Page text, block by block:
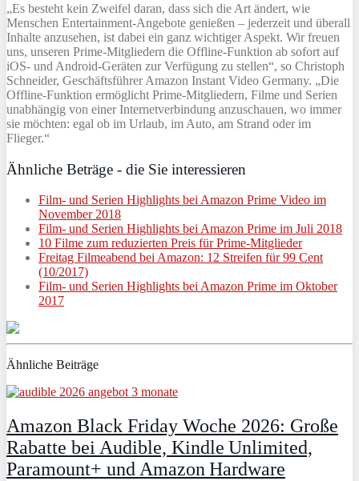
„Es besteht kein Zweifel daran, dass sich die Art ändert, wie
Menschen Entertainment-Angebote genießen – jederzeit und überall
Inhalte anzusehen, ist dabei ein ganz wichtiger Aspekt. Wir freuen
uns, unseren Prime-Mitgliedern die Offline-Funktion ab sofort auf
iOS- und Android-Geräten zur Verfügung zu stellen“, so Christoph
Schneider, Geschäftsführer Amazon Instant Video Germany. „Die
Offline-Funktion ermöglicht Prime-Mitgliedern, Filme und Serien
unabhängig von einer Internetverbindung anzuschauen, wo immer
sie möchten: egal ob im Urlaub, im Auto, am Strand oder im
Flieger.“
Ähnliche Beträge - die Sie interessieren
Film- und Serien Highlights bei Amazon Prime Video im
November 2018
Film- und Serien Highlights bei Amazon Prime im Juli 2018
10 Filme zum reduzierten Preis für Prime-Mitglieder
Freitag Filmeabend bei Amazon: 12 Streifen für 99 Cent
(10/2017)
Film- und Serien Highlights bei Amazon Prime im Oktober
2017
Ähnliche Beiträge
Amazon Black Friday Woche 2026: Große
Rabatte bei Audible, Kindle Unlimited,
Paramount+ und Amazon Hardware